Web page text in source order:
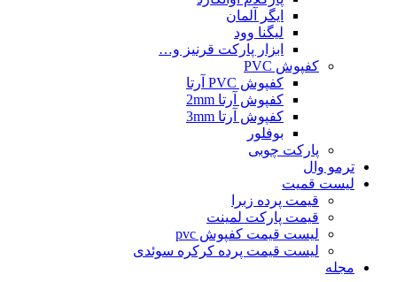
ایگر آلمان
لیگنا وود
ابزار پارکت قرنیز و…
کفپوش PVC
کفپوش PVC آرتا
کفپوش آرتا 2mm
کفپوش آرتا 3mm
بوفلور
پارکت چوبی
ترمو وال
لیست قمیت
قیمت پرده زبرا
قیمت پارکت لمینت
لیست قیمت کفپوش pvc
لیست قیمت پرده کرکره سوئدی
مجله